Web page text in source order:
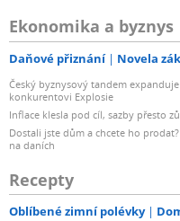
Ekonomika a byznys
Daňové přiznání Novela
Český byznysový tandem
konkurentovi Explosie
Inflace klesla pod cíl, sazby přesto
Dostali jste dům a chcete ho
na daních
Recepty
Oblíbené zimní polévky